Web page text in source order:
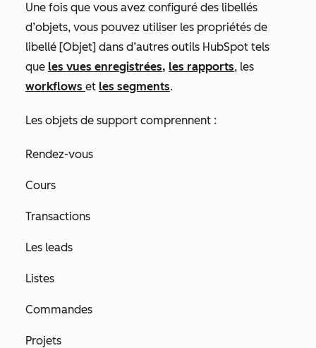
Une fois que vous avez configuré des libellés
d’objets, vous pouvez utiliser les propriétés de
libellé [Objet] dans d’autres outils HubSpot tels
que les vues enregistrées, les rapports, les
workflows et les segments.
Les objets de support comprennent :
Rendez-vous
Cours
Transactions
Les leads
Listes
Commandes
Projets